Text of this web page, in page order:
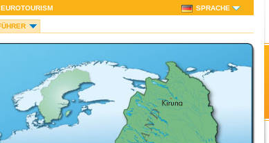
EUROTOURISM SPRACHE